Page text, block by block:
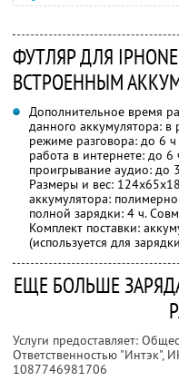
ФУТЛЯР ДЛЯ
ВСТРОЕННЫМ
Дополнительное время
данного аккумулятора:
режиме разговора: до 6 ч
работа в интернете: до 6
проигрывание аудио: до
Размеры и вес:
аккумулятора:
полной зарядки: 4 ч.
Комплект поставки:
(используется для
ЕЩЕ БОЛЬШЕ
Услуги предоставляет:
Ответственностью "Интэк",
1087746981706